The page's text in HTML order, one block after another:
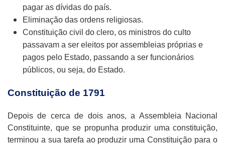
pagar as dívidas do país.
Eliminação das ordens religiosas.
Constituição civil do clero, os ministros do culto
passavam a ser eleitos por assembleias próprias e
pagos pelo Estado, passando a ser funcionários
públicos, ou seja, do Estado.
Constituição de 1791
Depois de cerca de dois anos, a Assembleia Nacional
Constituinte, que se propunha produzir uma constituição,
terminou a sua tarefa ao produzir uma Constituição para o